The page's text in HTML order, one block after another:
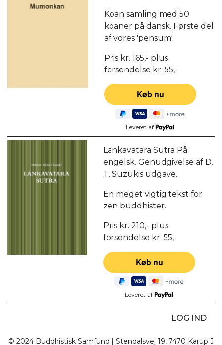
Koan samling med 50
koaner på dansk. Første del
af vores 'pensum'.
Pris kr. 165,- plus
forsendelse kr. 55,-
Leveret af
Lankavatara Sutra På
engelsk. Genudgivelse af D.
T. Suzukis udgave.
En meget vigtig tekst for
zen buddhister.
Pris kr. 210,- plus
forsendelse kr. 55,-
Leveret af
LOG IND
© 2024 Buddhistisk Samfund | Stendalsvej 19, 7470 Karup J